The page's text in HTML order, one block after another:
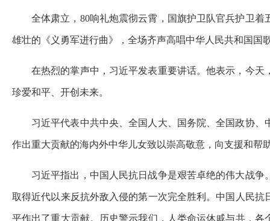
全体肃立，80响礼炮震彻云霄，国旗护卫队官兵护卫
雄壮的《义勇军进行曲》，全场齐声高唱中华人民共和国
在热烈的掌声中，习近平发表重要讲话。他表示，今
珍爱和平、开创未来。
习近平代表中共中央、全国人大、国务院、全国政协
作出重大贡献的海内外中华儿女致以崇高敬意，向支援和
习近平指出，中国人民抗日战争是艰苦卓绝的伟大战
取得近代以来反抗外敌入侵的第一次完全胜利。中国人民
平作出了重大贡献。历史警示我们，人类命运休戚与共，